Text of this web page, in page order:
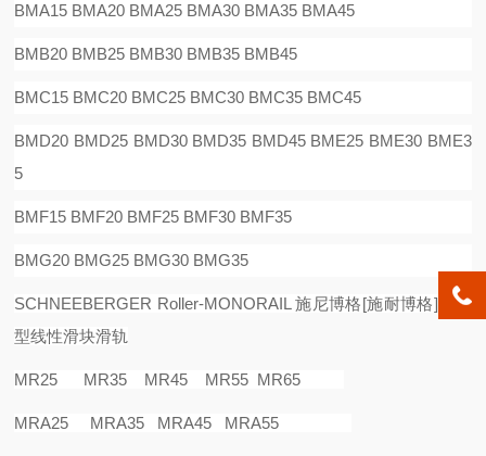
BMA15 BMA20 BMA25 BMA30 BMA35 BMA45
BMB20 BMB25 BMB30 BMB35 BMB45
BMC15 BMC20 BMC25 BMC30 BMC35 BMC45
BMD20 BMD25 BMD30 BMD35 BMD45 BME25 BME30 BME3
5
BMF15 BMF20 BMF25 BMF30 BMF35
BMG20 BMG25 BMG30 BMG35
SCHNEEBERGER Roller-MONORAIL施尼博格[施耐博格] 滚柱
型线性滑块滑轨
MR25 MR35 MR45 MR55 MR65
MRA25 MRA35 MRA45 MRA55